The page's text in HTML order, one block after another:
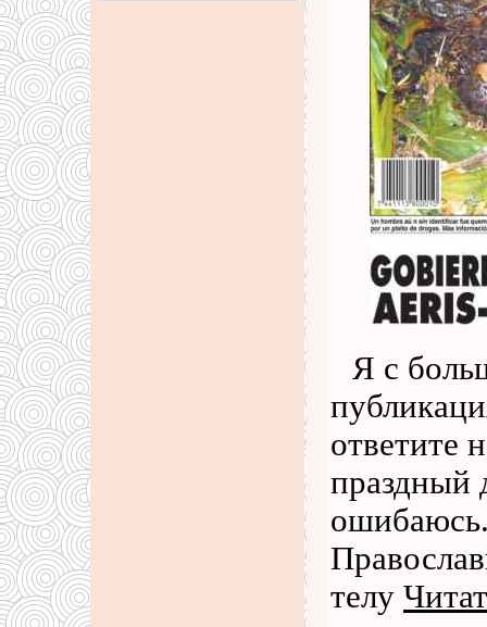
Я с
ответите
праздный
телу